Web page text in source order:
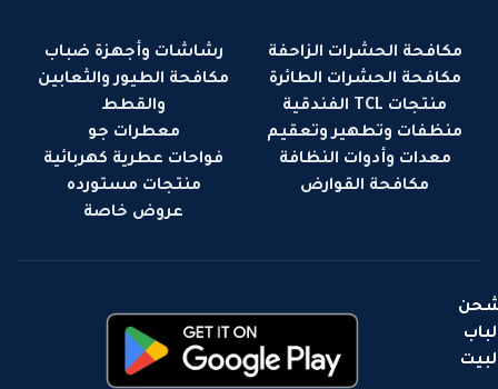
مكافحة الحشرات الزاحفة
مكافحة الحشرات الطائرة
منتجات TCL الفندقية
منظفات وتطهير وتعقيم
معدات وأدوات النظافة
مكافحة القوارض
رشاشات وأجهزة ضباب
مكافحة الطيور والثعابين
والقطط
معطرات جو
فواحات عطرية كهربائية
منتجات مستورده
عروض خاصة
لباب